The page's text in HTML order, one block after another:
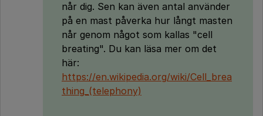
når dig. Sen kan även antal använder
på en mast påverka hur långt masten
når genom något som kallas "cell
breating". Du kan läsa mer om det
här:
https://en.wikipedia.org/wiki/Cell_brea
thing_(telephony)